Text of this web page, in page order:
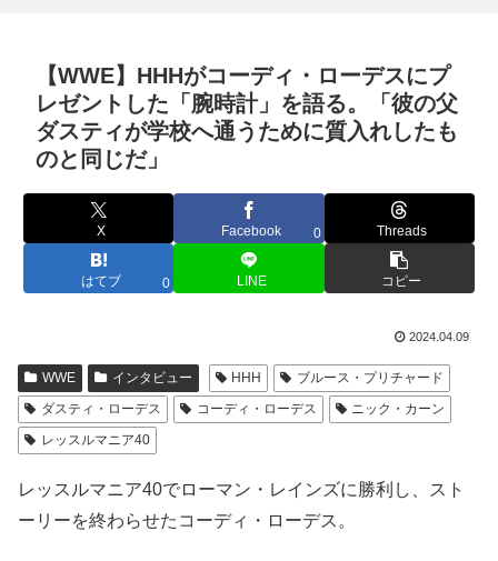
【WWE】HHHがコーディ・ローデスにプ
レゼントした「腕時計」を語る。「彼の父
ダスティが学校へ通うために質入れしたも
のと同じだ」
X Facebook 0 Threads
はてブ 0 LINE コピー
2024.04.09
WWE インタビュー HHH
ブルース・プリチャード
ダスティ・ローデス
コーディ・ローデス
ニック・カーン
レッスルマニア40
レッスルマニア40でローマン・レインズに勝利し、スト
ーリーを終わらせたコーディ・ローデス。